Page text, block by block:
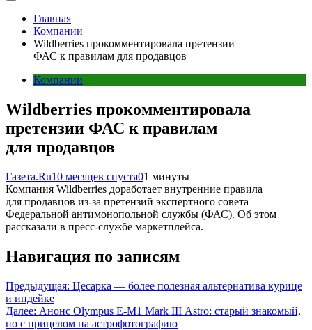
Главная
Компании
Wildberries прокомментировала претензии
ФАС к правилам для продавцов
Компании
Wildberries прокомментировала
претензии ФАС к правилам
для продавцов
Газета.Ru10 месяцев спустя01 минуты
Компания Wildberries доработает внутренние правила
для продавцов из-за претензий экспертного совета
Федеральной антимонопольной службы (ФАС). Об этом
рассказали в пресс-службе маркетплейса.
Навигация по записям
Предыдущая: Цесарка — более полезная альтернатива курице
и индейке
Далее: Анонс Olympus E-M1 Mark III Astro: старый знакомый,
но с прицелом на астрофотографию